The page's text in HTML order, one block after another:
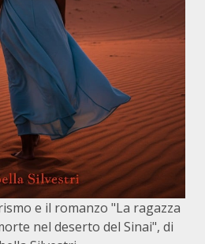
e il romanzo "La ragazza
nel deserto del Sinai", di